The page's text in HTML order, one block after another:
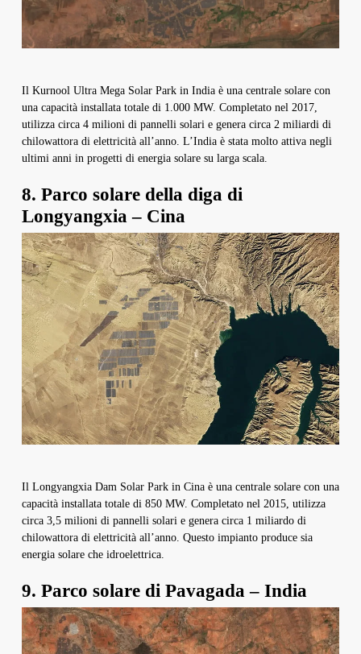
Il Kurnool Ultra Mega Solar Park in India è una centrale solare con
una capacità installata totale di 1.000 MW. Completato nel 2017,
utilizza circa 4 milioni di pannelli solari e genera circa 2 miliardi di
chilowattora di elettricità all’anno. L’India è stata molto attiva negli
ultimi anni in progetti di energia solare su larga scala.
8. Parco solare della diga di
Longyangxia – Cina
Il Longyangxia Dam Solar Park in Cina è una centrale solare con una
capacità installata totale di 850 MW. Completato nel 2015, utilizza
circa 3,5 milioni di pannelli solari e genera circa 1 miliardo di
chilowattora di elettricità all’anno. Questo impianto produce sia
energia solare che idroelettrica.
9. Parco solare di Pavagada – India